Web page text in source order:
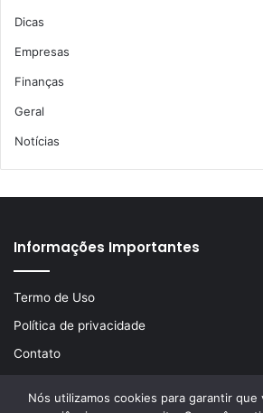
Dicas
Empresas
Finanças
Geral
Notícias
Informações Importantes
Termo de Uso
Política de privacidade
Contato
Nós utilizamos cookies para garantir